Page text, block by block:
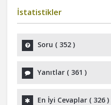
İstatistikler
Soru ( 352 )
Yanıtlar ( 361 )
En İyi Cevaplar ( 326 )